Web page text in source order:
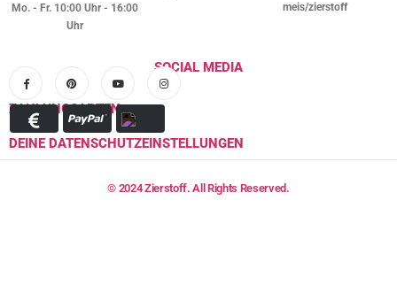
Mo. - Fr. 10:00 Uhr - 16:00
Uhr
meis/zierstoff
SOCIAL MEDIA
ZAHLUNGSARTEN
DEINE DATENSCHUTZEINSTELLUNGEN
© 2024 Zierstoff. All Rights Reserved.